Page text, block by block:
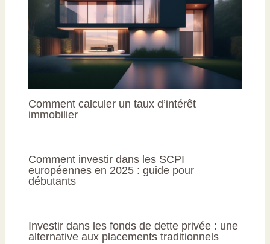
Comment calculer un taux d’intérêt
immobilier
Comment investir dans les SCPI
européennes en 2025 : guide pour
débutants
Investir dans les fonds de dette privée : une
alternative aux placements traditionnels